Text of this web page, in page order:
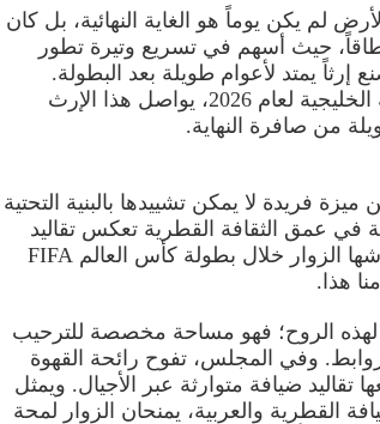
لم يكن يوماً هو الغاية النهائية، بل كان
حيث أسهم في تسريع وتيرة تطور
يمتد لأعوام طويلة بعد البطولة.
واليوم، ومع اختيار الدوحة عاصمة للسياحة الخليجية لعام 2026، يواصل هذا الإرث
من صافرة النهاية.
فريدة لا يمكن تشييدها بالبنية التحتية
في عمق الثقافة القطرية تعكس تقاليد
الجود والترحاب والضيافة الصادقة التي عاشها الزوار خلال بطولة كأس العالم FIFA
لهذه الروح؛ فهو مساحة مخصصة للترحيب
وفي المجلس، تفوح رائحة القهوة
تقاليد ضيافة متوارثة عبر الأجيال. ويمثل
القطرية والعربية، يمنحان الزوار لمحة